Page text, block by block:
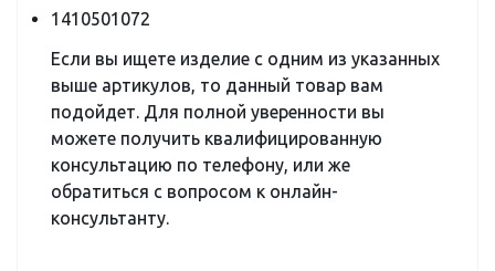
1410501072
Если вы ищете изделие с одним из указанных
выше артикулов, то данный товар вам
подойдет. Для полной уверенности вы
можете получить квалифицированную
консультацию по телефону, или же
обратиться с вопросом к онлайн-
консультанту.